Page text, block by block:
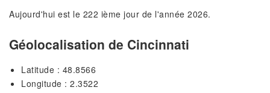
Aujourd'hui est le 222 ième jour de l'année 2026.
Géolocalisation de Cincinnati
Latitude : 48.8566
Longitude : 2.3522